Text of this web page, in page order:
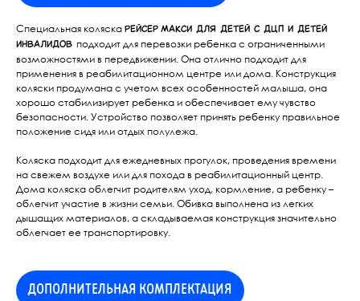
Специальная коляска РЕЙСЕР МАКСИ для детей с ДЦП и детей
инвалидов подходит для перевозки ребенка с ограниченными
возможностями в передвижении. Она отлично подходит для
применения в реабилитационном центре или дома. Конструкция
коляски продумана с учетом всех особенностей малыша, она
хорошо стабилизирует ребенка и обеспечивает ему чувство
безопасности. Устройство позволяет принять ребенку правильное
положение сидя или отдых полулежа.
Коляска подходит для ежедневных прогулок, проведения времени
на свежем воздухе или для похода в реабилитационный центр.
Дома коляска облегчит родителям уход, кормление, а ребенку –
облегчит участие в жизни семьи. Обивка выполнена из легких
дышащих материалов, а складываемая конструкция значительно
облегчает ее транспортировку.
ДОПОЛНИТЕЛЬНАЯ КОМПЛЕКТАЦИЯ